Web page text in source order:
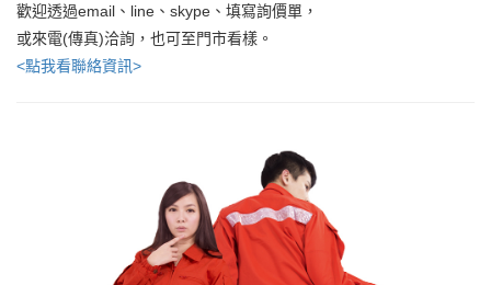
歡迎透過email、line、skype、填寫詢價單，
或來電(傳真)洽詢，也可至門市看樣。
<點我看聯絡資訊>